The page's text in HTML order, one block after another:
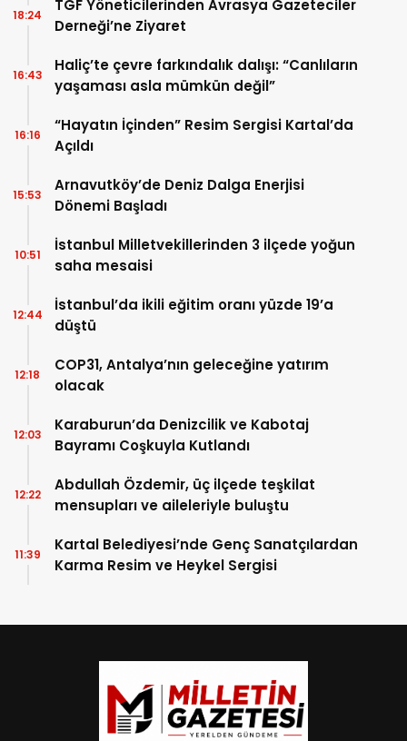
TGF Yöneticilerinden Avrasya Gazeteciler
Derneği’ne Ziyaret
18:24
Haliç’te çevre farkındalık dalışı: “Canlıların
yaşaması asla mümkün değil”
16:43
“Hayatın İçinden” Resim Sergisi Kartal’da
Açıldı
16:16
Arnavutköy’de Deniz Dalga Enerjisi
Dönemi Başladı
15:53
İstanbul Milletvekillerinden 3 ilçede yoğun
saha mesaisi
10:51
İstanbul’da ikili eğitim oranı yüzde 19’a
düştü
12:44
COP31, Antalya’nın geleceğine yatırım
olacak
12:18
Karaburun’da Denizcilik ve Kabotaj
Bayramı Coşkuyla Kutlandı
12:03
Abdullah Özdemir, üç ilçede teşkilat
mensupları ve aileleriyle buluştu
12:22
Kartal Belediyesi’nde Genç Sanatçılardan
Karma Resim ve Heykel Sergisi
11:39